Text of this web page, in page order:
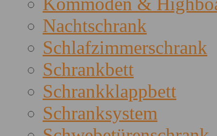
Nachtschrank
Schlafzimmerschrank
Schrankbett
Schrankklappbett
Schranksystem